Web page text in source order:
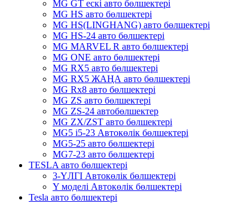
MG GT ескі авто бөлшектері
MG HS авто бөлшектері
MG HS(LINGHANG) авто бөлшектері
MG HS-24 авто бөлшектері
MG MARVEL R авто бөлшектері
MG ONE авто бөлшектері
MG RX5 авто бөлшектері
MG RX5 ЖАҢА авто бөлшектері
MG Rx8 авто бөлшектері
MG ZS авто бөлшектері
MG ZS-24 автобөлшектер
MG ZX/ZST авто бөлшектері
MG5 i5-23 Автокөлік бөлшектері
MG5-25 авто бөлшектері
MG7-23 авто бөлшектері
TESLA авто бөлшектері
3-ҮЛГІ Автокөлік бөлшектері
Y моделі Автокөлік бөлшектері
Tesla авто бөлшектері